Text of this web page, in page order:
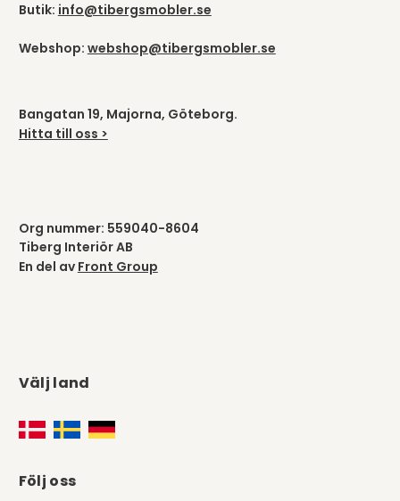
Butik: info@tibergsmobler.se
Webshop: webshop@tibergsmobler.se
Bangatan 19, Majorna, Göteborg.
Hitta till oss >
Org nummer: 559040-8604
Tiberg Interiör AB
En del av Front Group
Välj land
Följ oss